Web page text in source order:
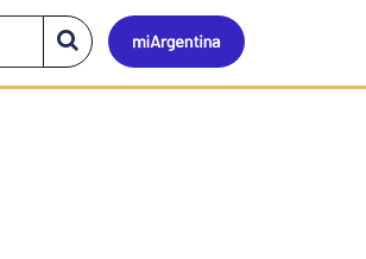
Mi
Buscar
en
el